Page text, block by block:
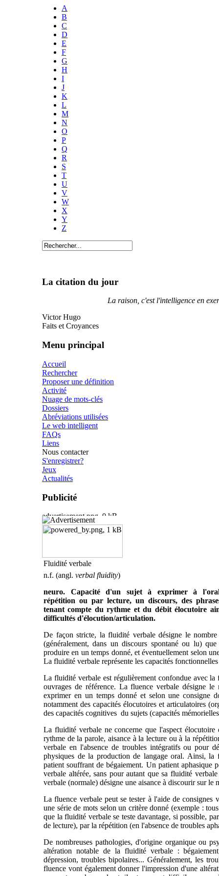
A
B
C
D
E
F
G
H
I
J
K
L
M
N
O
P
Q
R
S
T
U
V
W
X
Y
Z
La citation du jour
La raison, c'est l'intelligence en
Victor Hugo
Faits et Croyances
Menu principal
Accueil
Rechercher
Proposer une définition
Activité
Nuage de mots-clés
Dossiers
Abréviations utilisées
Le web intelligent
FAQs
Liens
Nous contacter
S'enregistrer?
Jeux
Actualités
Publicité
Fluidité verbale
n.f. (angl. verbal fluidity)
neuro. Capacité d'un sujet à exprimer à
répétition ou par lecture, un discours, des
tenant compte du rythme et du débit élocutoire
difficultés d'élocution/articulation.
De façon stricte, la fluidité verbale désigne le
(généralement, dans un discours spontané ou lu)
produire en un temps donné, et éventuellement selon
La fluidité verbale représente les capacités
La fluidité verbale est régulièrement confondue avec
ouvrages de référence. La fluence verbale désigne
exprimer en un temps donné et selon une consigne
notamment des capacités élocutoires et articulatoires
des capacités cognitives du sujets (capacités
La fluidité verbale ne concerne que l'aspect
rythme de la parole, aisance à la lecture ou à la
verbale en l'absence de troubles intégratifs ou pour
physiques de la production de langage oral. Ainsi, la
patient souffrant de bégaiement. Un patient aphasique
verbale altérée, sans pour autant que sa fluidité
verbale (normale) désigne une aisance à discourir sur le
La fluence verbale peut se tester à l'aide de consignes
une série de mots selon un critère donné (exemple :
que la fluidité verbale se teste davantage, si possible,
de lecture), par la répétition (en l'absence de troubles
De nombreuses pathologies, d'origine organique ou
altération notable de la fluidité verbale :
dépression, troubles bipolaires... Généralement, les
fluence vont également donner l'impression d'une